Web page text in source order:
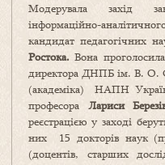
Модерувала захід
інформаційно-
кандидат педагогічних
Ростока. Вона
директора ДНПБ ім. В. О.
(академіка) НАПН
професора Лариси
реєстрацією у заході
них 15 докторів наук
(доцентів, старших